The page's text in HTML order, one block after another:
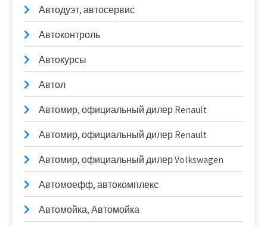
Автодуэт, автосервис
Автоконтроль
Автокурсы
Автол
Автомир, официальный дилер Renault
Автомир, официальный дилер Renault
Автомир, официальный дилер Volkswagen
Автомоефф, автокомплекс
Автомойка, Автомойка